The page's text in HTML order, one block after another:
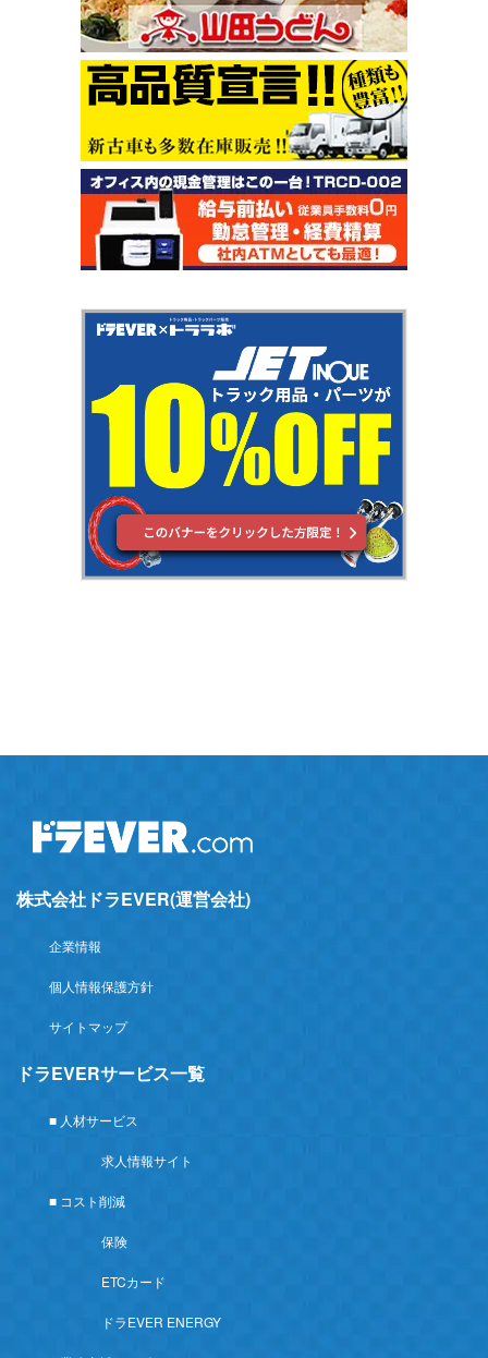
株式会社ドラEVER(運営会社)
企業情報
個人情報保護方針
サイトマップ
ドラEVERサービス一覧
■ 人材サービス
求人情報サイト
■ コスト削減
保険
ETCカード
ドラEVER ENERGY